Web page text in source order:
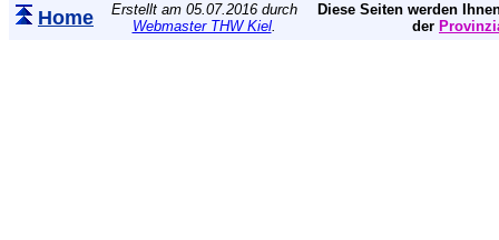
Home
Erstellt am 05.07.2016 durch
Webmaster THW Kiel.
Diese Seiten werden
der